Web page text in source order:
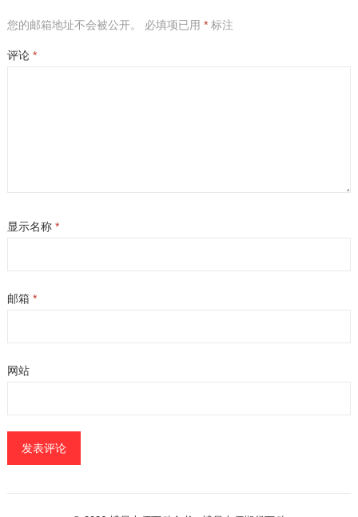
您的邮箱地址不会被公开。 必填项已用 *标注
评论 *
显示名称 *
邮箱 *
网站